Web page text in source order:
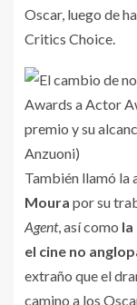
Oscar, luego de
Critics Choice.
Awards a Actor
premio y su
Anzuoni)
También llamó la
Moura por su
Agent, así como
el cine no
extraño que el
camino a los